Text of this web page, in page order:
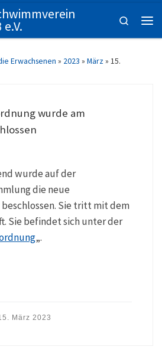
Search
Erwachsenen » 2023 » März» 15.
wurde am
wurde auf der
die neue
Sie tritt mit dem
Sie befindet sich unter der
„.
März 2023